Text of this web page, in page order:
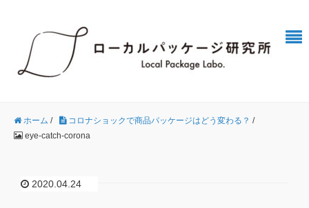
ホーム / コロナショックで商品パッケージはどう変わる？ /
eye-catch-corona
2020.04.24